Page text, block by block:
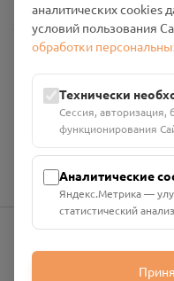
Общество с ограниченной
Проект Помним»
Юридический адрес:
Руднянский, г. Рудня,
Номер счёта:
Кор. счёт:
info@pomnim.online
аналитических cookies
условий пользования
обработки
Технически
Сессия,
функционирования
Аналитические
Яндекс.Метрика —
статистический